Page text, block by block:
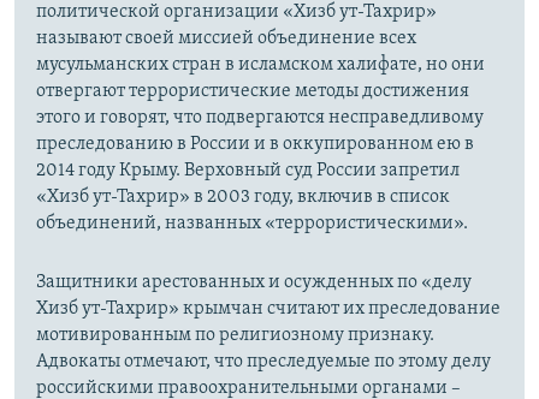
политической организации «Хизб ут-Тахрир»
называют своей миссией объединение всех
мусульманских стран в исламском халифате, но они
отвергают террористические методы достижения
этого и говорят, что подвергаются несправедливому
преследованию в России и в оккупированном ею в
2014 году Крыму. Верховный суд России запретил
«Хизб ут-Тахрир» в 2003 году, включив в список
объединений, названных «террористическими».
Защитники арестованных и осужденных по «делу
Хизб ут-Тахрир» крымчан считают их преследование
мотивированным по религиозному признаку.
Адвокаты отмечают, что преследуемые по этому делу
российскими правоохранительными органами –